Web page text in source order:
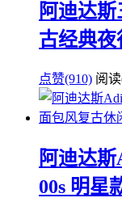
阿迪达
古经典夜
点赞(910) 阅读
阿迪达
00s 明星